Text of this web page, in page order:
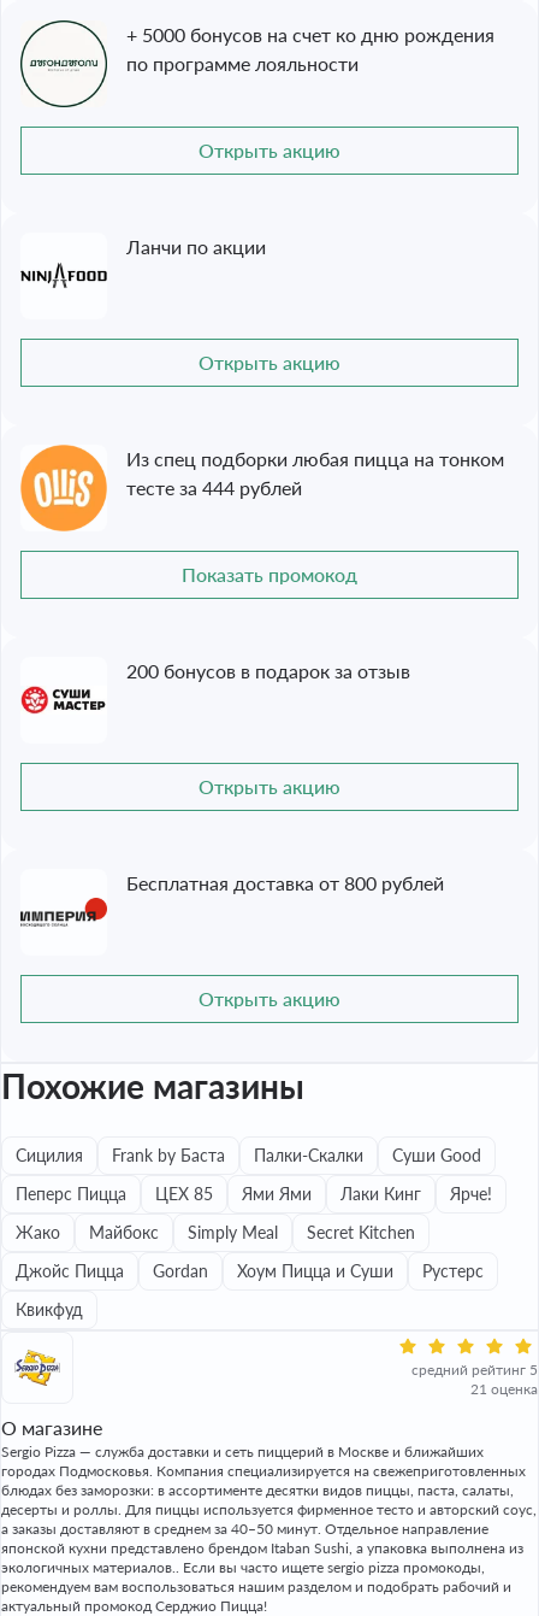
+ 5000 бонусов на счет ко дню рождения
по программе лояльности
Открыть акцию
Ланчи по акции
Открыть акцию
Из спец подборки любая пицца на тонком
тесте за 444 рублей
Показать промокод
200 бонусов в подарок за отзыв
Открыть акцию
Бесплатная доставка от 800 рублей
Открыть акцию
Похожие магазины
Сицилия Frank by Баста Палки-Скалки
Суши Good
Пеперс Пицца
ЦЕХ 85 Ями Ями Лаки Кинг
Ярче!
Жако
Майбокс Simply Meal
Secret Kitchen
Джойс Пицца
Gordan Хоум Пицца и Суши
Рустерс
Квикфуд
средний рейтинг 5
21 оценка
О магазине
Sergio Pizza — служба доставки и сеть пиццерий в Москве и ближайших
городах Подмосковья. Компания специализируется на свежеприготовленных
блюдах без заморозки: в ассортименте десятки видов пиццы, паста, салаты,
десерты и роллы. Для пиццы используется фирменное тесто и авторский соус,
а заказы доставляют в среднем за 40–50 минут. Отдельное направление
японской кухни представлено брендом Itaban Sushi, а упаковка выполнена из
экологичных материалов.. Если вы часто ищете sergio pizza промокоды,
рекомендуем вам воспользоваться нашим разделом и подобрать рабочий и
актуальный промокод Серджио Пицца!